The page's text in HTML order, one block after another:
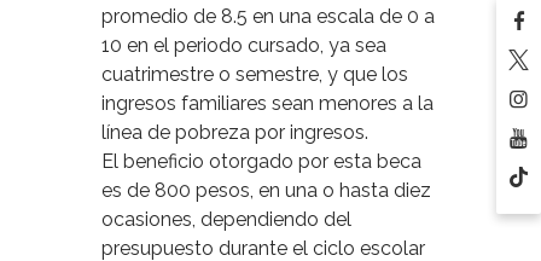
promedio de 8.5 en una escala de 0 a
10 en el periodo cursado, ya sea
cuatrimestre o semestre, y que los
ingresos familiares sean menores a la
línea de pobreza por ingresos.
El beneficio otorgado por esta beca
es de 800 pesos, en una o hasta diez
ocasiones, dependiendo del
presupuesto durante el ciclo escolar